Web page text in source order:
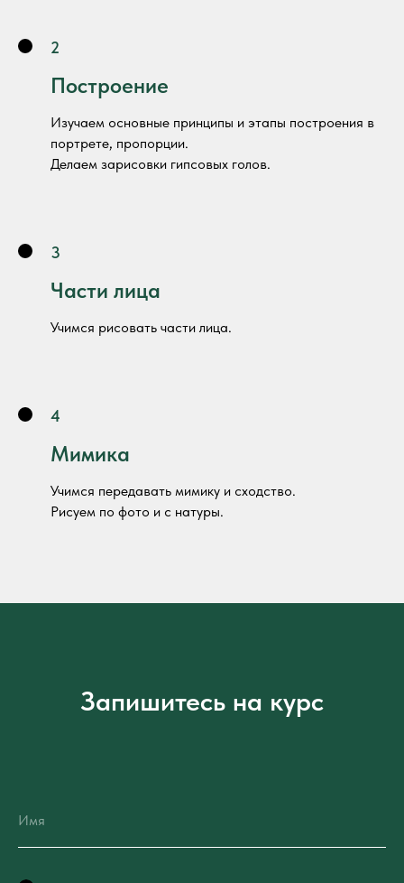
2
Построение
Изучаем основные принципы и этапы построения в
портрете, пропорции.
Делаем зарисовки гипсовых голов.
3
Части лица
Учимся рисовать части лица.
4
Мимика
Учимся передавать мимику и сходство.
Рисуем по фото и с натуры.
Запишитесь на курс
Имя